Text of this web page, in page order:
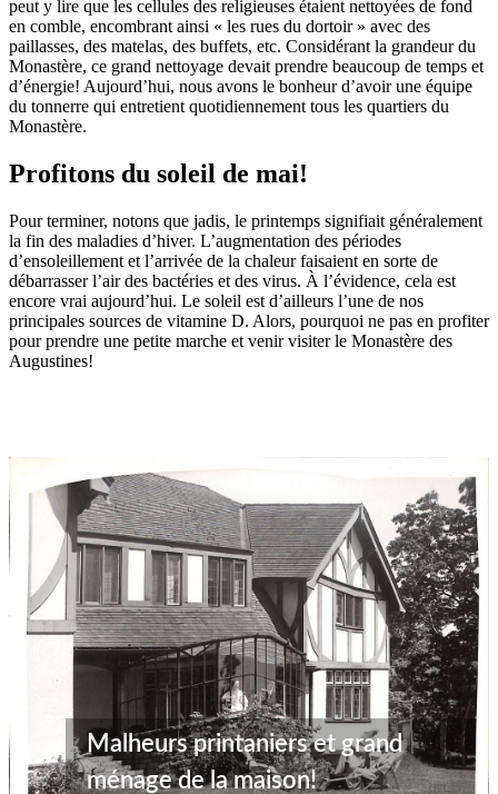
peut y lire que les cellules des religieuses étaient nettoyées de fond
en comble, encombrant ainsi « les rues du dortoir » avec des
paillasses, des matelas, des buffets, etc. Considérant la grandeur du
Monastère, ce grand nettoyage devait prendre beaucoup de temps et
d’énergie! Aujourd’hui, nous avons le bonheur d’avoir une équipe
du tonnerre qui entretient quotidiennement tous les quartiers du
Monastère.
Profitons du soleil de mai!
Pour terminer, notons que jadis, le printemps signifiait généralement
la fin des maladies d’hiver. L’augmentation des périodes
d’ensoleillement et l’arrivée de la chaleur faisaient en sorte de
débarrasser l’air des bactéries et des virus. À l’évidence, cela est
encore vrai aujourd’hui. Le soleil est d’ailleurs l’une de nos
principales sources de vitamine D. Alors, pourquoi ne pas en profiter
pour prendre une petite marche et venir visiter le Monastère des
Augustines!
Malheurs printaniers et grand
ménage de la maison!